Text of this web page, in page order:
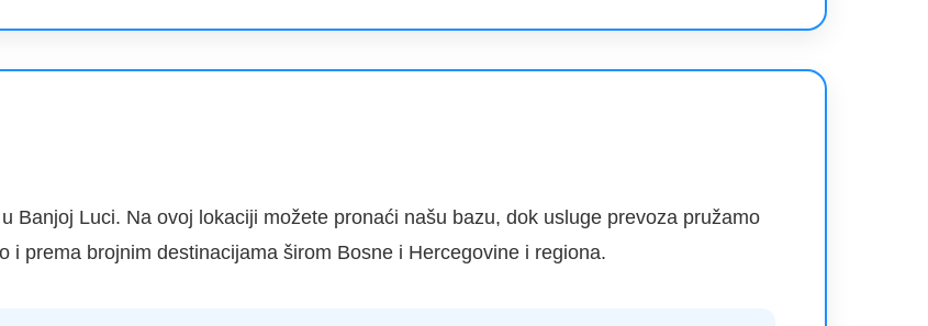
Banjoj Luci. Na ovoj lokaciji možete pronaći našu bazu, dok usluge prevoza pružamo
i prema brojnim destinacijama širom Bosne i Hercegovine i regiona.